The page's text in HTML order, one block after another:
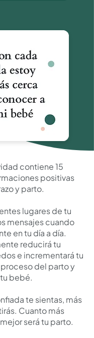
contiene 15
positivas
y parto.
lugares de tu
mensajes cuando
en tu día a día.
reducirá tu
e incrementará tu
del parto y
bebé.
te sientas, más
Cuanto más
será tu parto.